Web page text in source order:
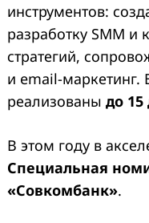
инструментов:
разработку SMM
стратегий,
и email-маркетинг.
реализованы до 15
В этом году в
Специальная
«Совкомбанк».